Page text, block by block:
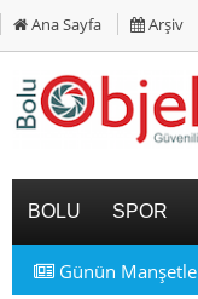
Ana Sayfa Arşiv
BOLU SPOR
Günün